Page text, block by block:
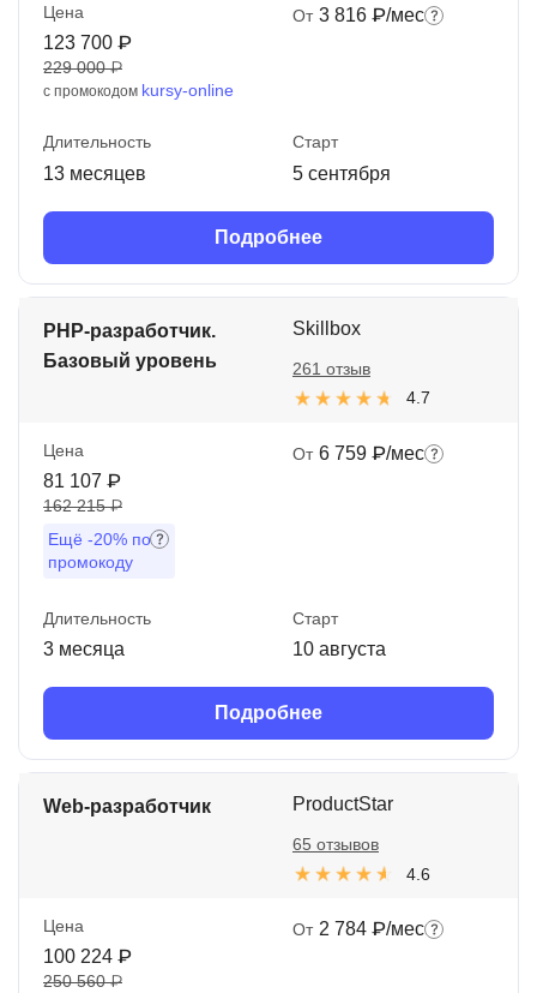
Цена
123 700 ₽
229 000 ₽
с промокодом kursy-online
От 3 816 ₽/мес
Длительность
13 месяцев
Старт
5 сентября
Подробнее
PHP-разработчик.
Базовый уровень
Skillbox
4.7
261 отзыв
Цена
81 107 ₽
162 215 ₽
Ещё -20% по
промокоду
От 6 759 ₽/мес
Длительность
3 месяца
Старт
10 августа
Подробнее
Web-разработчик ProductStar
4.6
65 отзывов
Цена
100 224 ₽
250 560 ₽
От 2 784 ₽/мес